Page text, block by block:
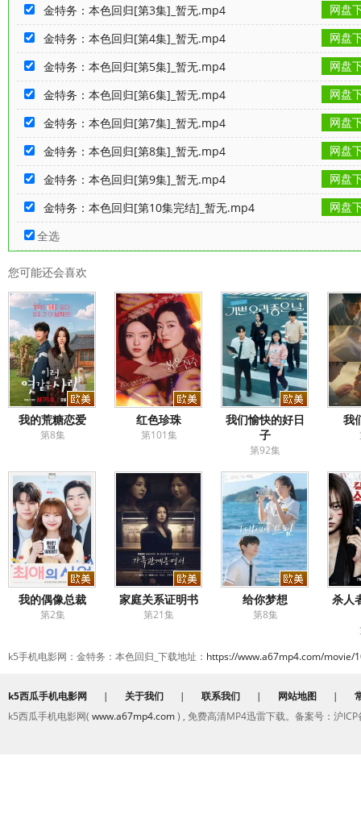
金特务：本色回归[第3集]_暂无.mp4
网盘
金特务：本色回归[第4集]_暂无.mp4
网盘
金特务：本色回归[第5集]_暂无.mp4
网盘
金特务：本色回归[第6集]_暂无.mp4
网盘
金特务：本色回归[第7集]_暂无.mp4
网盘
金特务：本色回归[第8集]_暂无.mp4
网盘
金特务：本色回归[第9集]_暂无.mp4
网盘
金特务：本色回归[第10集完结]_暂无.mp4
网盘
全选
您可能还会喜欢
我的荒糖恋爱
第8集
红色珍珠
第101集
我们愉快的好日
子
第92集
我
我的偶像总裁
第2集
家庭关系证明书
第21集
给你梦想
第8集
杀人
k5手机电影网：金特务：本色回归_下载地址： https://www.a67mp4.com/movie/
k5西瓜手机电影网 | 关于我们 | 联系我们 | 网站地图 |
k5西瓜手机电影网( www.a67mp4.com) , 免费高清MP4迅雷下载。备案号：沪